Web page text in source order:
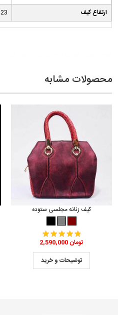
23
ارتفاع کیف
محصولات مشابه
کیف زنانه مجلسی ستوده
2,590,000 تومان
توضیحات و خرید